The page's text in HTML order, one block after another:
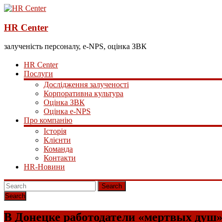
HR Center
залученість персоналу, e-NPS, оцінка ЗВК
HR Center
Послуги
Дослідження залученості
Корпоративна культура
Оцінка ЗВК
Оцінка e-NPS
Про компанію
Історія
Клієнти
Команда
Контакти
HR-Новини
Search
В Донецке работодатели «мертвых